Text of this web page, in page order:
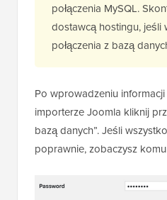
połączenia MySQL.
dostawcą hostingu, jeśli
połączenia z bazą
Po wprowadzeniu
importerze Joomla kliknij
bazą danych”. Jeśli
poprawnie, zobaczysz